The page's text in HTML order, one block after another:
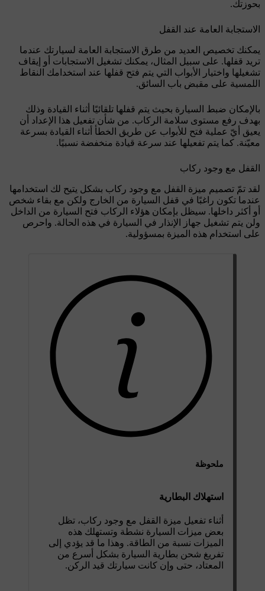
بحوزتك.
الاستجابة العامة عند القفل
يمكنك تخصيص العديد من طرق الاستجابة العامة لسيارتك عندما
تريد قفلها. على سبيل المثال، يمكنك تشغيل الاستجابات أو إيقاف
تشغيلها واختيار الأبواب التي يتم فتح قفلها عند استخدامك النقاط
اللمسية على مقبض باب السائق.
بالإمكان ضبط السيارة بحيث يتم قفلها تلقائيًا أثناء القيادة وذلك
بهدف رفع مستوى سلامة الركاب. من شأن تفعيل هذا الإعداد أن
يعيق أيّ عملية فتح للأبواب عن طريق الخطأ أثناء القيادة بسرعة
معيّنة. كما يتم تفعيلها عند سرعة قيادة منخفضة نسبيًا.
القفل مع وجود ركاب
لقد تمّ تصميم ميزة القفل مع وجود ركاب بشكل يتيح لك استخدامها
عندما تكون راغبًا في قفل السيارة من الخارج ولكن مع بقاء شخص
أو أكثر داخلها. سيظل بإمكان هؤلاء الركاب فتح السيارة من الداخل
ولن يتم تشغيل جهاز الإنذار في السيارة في هذه الحالة. واحرص
على استخدام هذه الميزة بمسؤولية.
ملحوظة
استهلاك البطارية
أثناء تفعيل ميزة القفل مع وجود ركاب، تظل
بعض ميزات السيارة نشطة وتستهلك هذه
الميزات نسبة من الطاقة. وهذا ما قد يؤدي إلى
تفريغ شحن بطارية السيارة بشكل أسرع من
المعتاد، حتى وإن كانت سيارتك قيد الركن.